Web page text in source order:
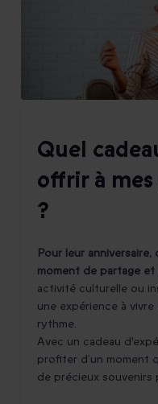
Quel
offrir à
?
Pour leur
moment de partage et
activité culturelle ou
une expérience à
rythme.
Avec un cadeau
profiter d’un moment
de précieux